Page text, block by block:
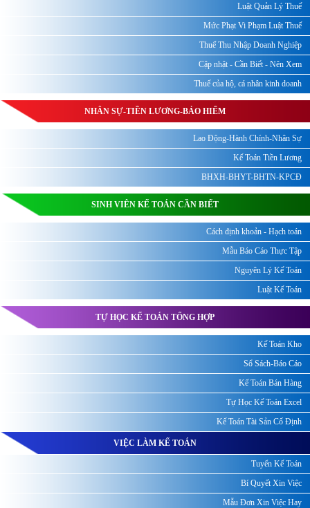
Luật Quản Lý Thuế
Mức Phạt Vi Phạm Luật Thuế
Thuế Thu Nhập Doanh Nghiệp
Cập nhật - Cần Biết - Nên Xem
Thuế của hộ, cá nhân kinh doanh
NHÂN SỰ-TIỀN LƯƠNG-BẢO HIỂM
Lao Động-Hành Chính-Nhân Sự
Kế Toán Tiền Lương
BHXH-BHYT-BHTN-KPCĐ
SINH VIÊN KẾ TOÁN CẦN BIẾT
Cách định khoản - Hạch toán
Mẫu Báo Cáo Thực Tập
Nguyên Lý Kế Toán
Luật Kế Toán
TỰ HỌC KẾ TOÁN TỔNG HỢP
Kế Toán Kho
Sổ Sách-Báo Cáo
Kế Toán Bán Hàng
Tự Học Kế Toán Excel
Kế Toán Tài Sản Cố Định
VIỆC LÀM KẾ TOÁN
Tuyển Kế Toán
Bí Quyết Xin Việc
Mẫu Đơn Xin Việc Hay